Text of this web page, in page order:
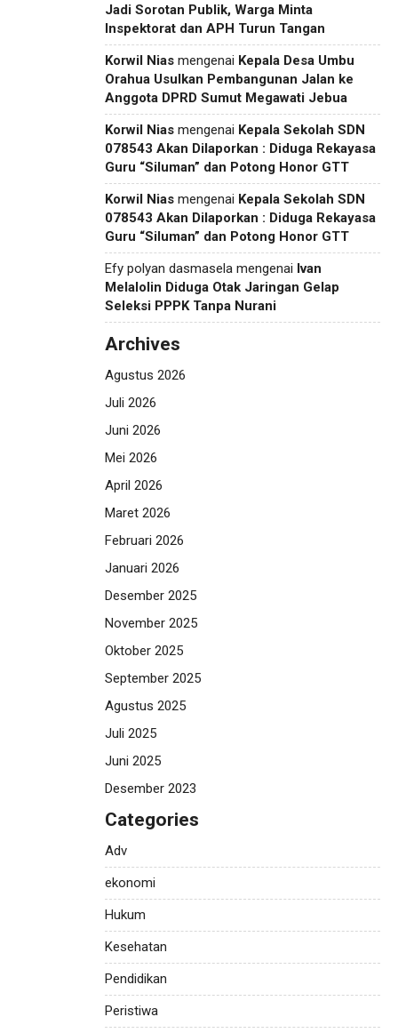
Jadi Sorotan Publik, Warga Minta
Inspektorat dan APH Turun Tangan
Korwil Nias mengenai Kepala Desa Umbu
Orahua Usulkan Pembangunan Jalan ke
Anggota DPRD Sumut Megawati Jebua
Korwil Nias mengenai Kepala Sekolah SDN
078543 Akan Dilaporkan : Diduga Rekayasa
Guru “Siluman” dan Potong Honor GTT
Korwil Nias mengenai Kepala Sekolah SDN
078543 Akan Dilaporkan : Diduga Rekayasa
Guru “Siluman” dan Potong Honor GTT
Efy polyan dasmasela mengenai Ivan
Melalolin Diduga Otak Jaringan Gelap
Seleksi PPPK Tanpa Nurani
Archives
Agustus 2026
Juli 2026
Juni 2026
Mei 2026
April 2026
Maret 2026
Februari 2026
Januari 2026
Desember 2025
November 2025
Oktober 2025
September 2025
Agustus 2025
Juli 2025
Juni 2025
Desember 2023
Categories
Adv
ekonomi
Hukum
Kesehatan
Pendidikan
Peristiwa